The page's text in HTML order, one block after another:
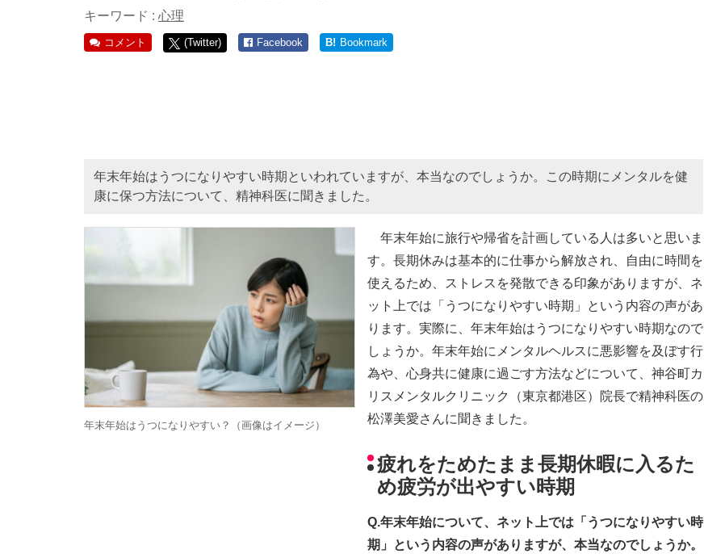
キーワード : 心理
コメント (Twitter) Facebook B! Bookmark
年末年始はうつになりやすい時期といわれていますが、本当なのでしょうか。この時期にメンタルを健
康に保つ方法について、精神科医に聞きました。
年末年始はうつになりやすい？（画像はイメージ）
年末年始に旅行や帰省を計画している人は多いと思いま
す。長期休みは基本的に仕事から解放され、自由に時間を
使えるため、ストレスを発散できる印象がありますが、ネ
ット上では「うつになりやすい時期」という内容の声があ
ります。実際に、年末年始はうつになりやすい時期なので
しょうか。年末年始にメンタルヘルスに悪影響を及ぼす行
為や、心身共に健康に過ごす方法などについて、神谷町カ
リスメンタルクリニック（東京都港区）院長で精神科医の
松澤美愛さんに聞きました。
疲れをためたまま長期休暇に入るた
め疲労が出やすい時期
Q.年末年始について、ネット上では「うつになりやすい時
期」という内容の声がありますが、本当なのでしょうか。